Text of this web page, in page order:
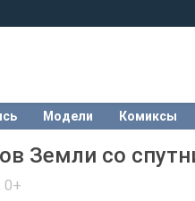
Модели Комиксы
Земли со
0+